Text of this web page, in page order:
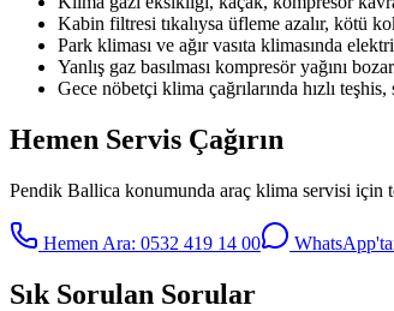
Kabin filtresi tıkalıysa üfleme azalır, kötü
Park kliması ve ağır vasıta klimasında
Yanlış gaz basılması kompresör yağını
Gece nöbetçi klima çağrılarında hızlı
Hemen Servis Çağırın
Pendik Ballica konumunda araç klima servisi için
Hemen Ara: 0532 419 14 00
Sık Sorulan Sorular